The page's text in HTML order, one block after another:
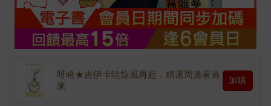
呀哈★吉伊卡哇旋風再起，精選周邊看過
來
加購